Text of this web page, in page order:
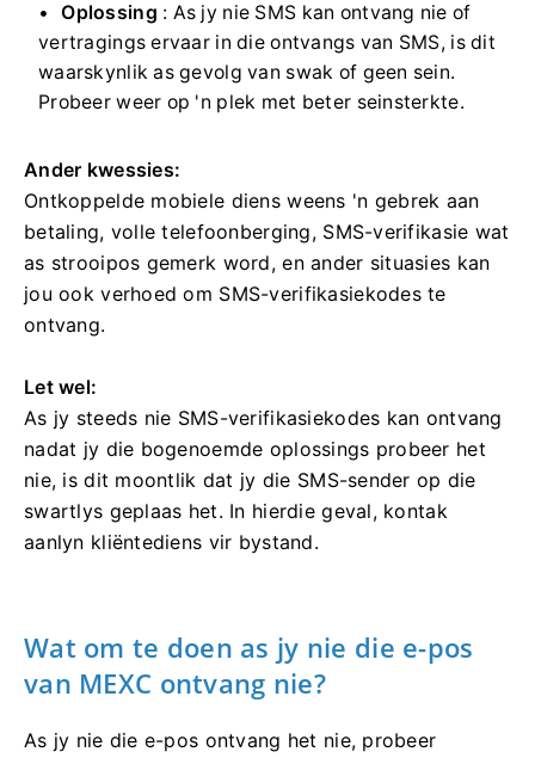
Oplossing : As jy nie SMS kan ontvang nie of
vertragings ervaar in die ontvangs van SMS, is dit
waarskynlik as gevolg van swak of geen sein.
Probeer weer op 'n plek met beter seinsterkte.
Ander kwessies:
Ontkoppelde mobiele diens weens 'n gebrek aan
betaling, volle telefoonberging, SMS-verifikasie wat
as strooipos gemerk word, en ander situasies kan
jou ook verhoed om SMS-verifikasiekodes te
ontvang.
Let wel:
As jy steeds nie SMS-verifikasiekodes kan ontvang
nadat jy die bogenoemde oplossings probeer het
nie, is dit moontlik dat jy die SMS-sender op die
swartlys geplaas het. In hierdie geval, kontak
aanlyn kliëntediens vir bystand.
Wat om te doen as jy nie die e-pos
van MEXC ontvang nie?
As jy nie die e-pos ontvang het nie, probeer